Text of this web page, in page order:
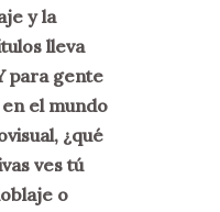
y la
lleva
para gente
el mundo
¿qué
ves tú
o